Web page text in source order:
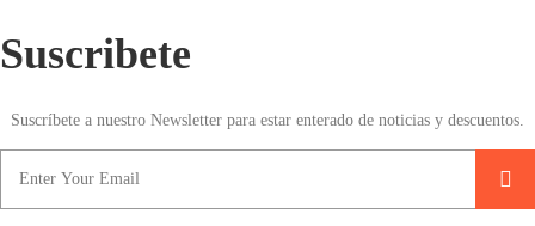
Suscribete
Suscríbete a nuestro Newsletter para estar enterado de noticias y descuentos.